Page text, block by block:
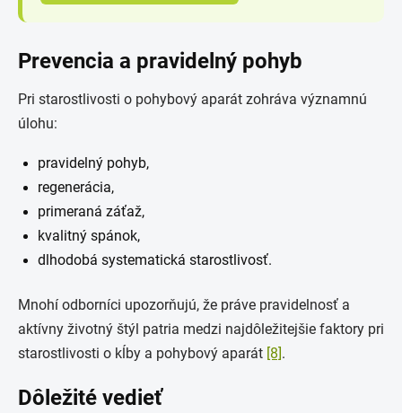
Prevencia a pravidelný pohyb
Pri starostlivosti o pohybový aparát zohráva významnú
úlohu:
pravidelný pohyb,
regenerácia,
primeraná záťaž,
kvalitný spánok,
dlhodobá systematická starostlivosť.
Mnohí odborníci upozorňujú, že práve pravidelnosť a
aktívny životný štýl patria medzi najdôležitejšie faktory pri
starostlivosti o kĺby a pohybový aparát [8].
Dôležité vedieť